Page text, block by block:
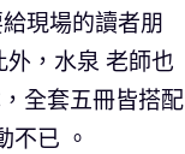
現場的讀者朋
，水泉 老師也
全套五冊皆搭配
不已 。